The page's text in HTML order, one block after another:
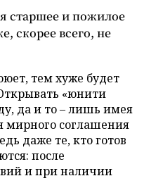
старшее и пожилое
скорее всего, не
тем хуже будет
«юнити
да и то – лишь имея
мирного соглашения
даже те, кто готов
после
и при наличии